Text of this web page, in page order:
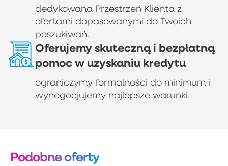
dedykowana Przestrzeń Klienta z
ofertami dopasowanymi do Twoich
poszukiwań.
Oferujemy skuteczną i bezpłatną
pomoc w uzyskaniu kredytu
ograniczymy formalności do minimum i
wynegocjujemy najlepsze warunki.
Podobne oferty